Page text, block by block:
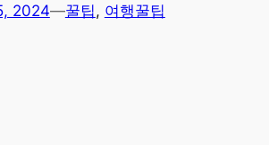
2024—꿀팁, 여행꿀팁